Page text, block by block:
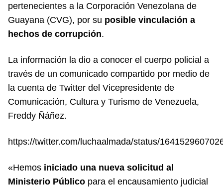
pertenecientes a la Corporación Venezolana de
Guayana (CVG), por su posible vinculación a
hechos de corrupción.
La información la dio a conocer el cuerpo policial a
través de un comunicado compartido por medio de
la cuenta de Twitter del Vicepresidente de
Comunicación, Cultura y Turismo de Venezuela,
Freddy Ñáñez.
https://twitter.com/luchaalmada/status/
«Hemos iniciado una nueva solicitud al
Ministerio Público para el encausamiento judicial